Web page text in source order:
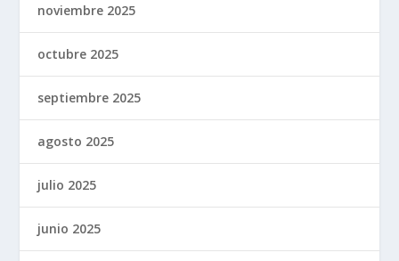
noviembre 2025
octubre 2025
septiembre 2025
agosto 2025
julio 2025
junio 2025